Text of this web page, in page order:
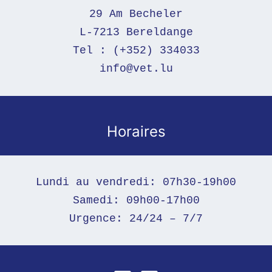
29 Am Becheler
L-7213 Bereldange
Tel : (+352) 334033
info@vet.lu
Horaires
Lundi au vendredi: 07h30-19h00
Samedi: 09h00-17h00
Urgence: 24/24 – 7/7